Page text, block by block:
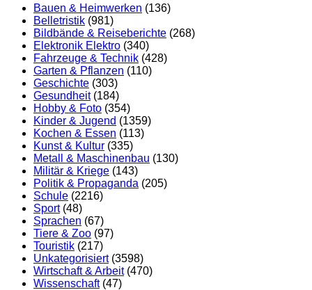
Menge
Bauen & Heimwerken (136)
Belletristik (981)
Bildbände & Reiseberichte (268)
Elektronik Elektro (340)
Fahrzeuge & Technik (428)
Garten & Pflanzen (110)
Geschichte (303)
Gesundheit (184)
Hobby & Foto (354)
Kinder & Jugend (1359)
Kochen & Essen (113)
Kunst & Kultur (335)
Metall & Maschinenbau (130)
Militär & Kriege (143)
Politik & Propaganda (205)
Schule (2216)
Sport (48)
Sprachen (67)
Tiere & Zoo (97)
Touristik (217)
Unkategorisiert (3598)
Wirtschaft & Arbeit (470)
Wissenschaft (47)